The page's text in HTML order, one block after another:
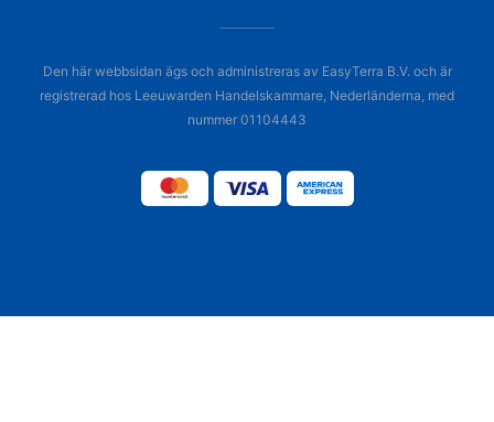
Den här webbsidan ägs och administreras av EasyTerra B.V. och är
registrerad hos Leeuwarden Handelskammare, Nederländerna, med
nummer 01104443